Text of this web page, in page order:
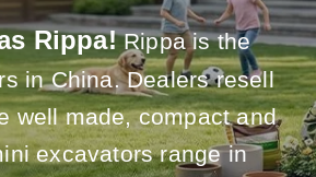
Rippa! Rippa is the
in China. Dealers resell
well made, compact and
excavators range in